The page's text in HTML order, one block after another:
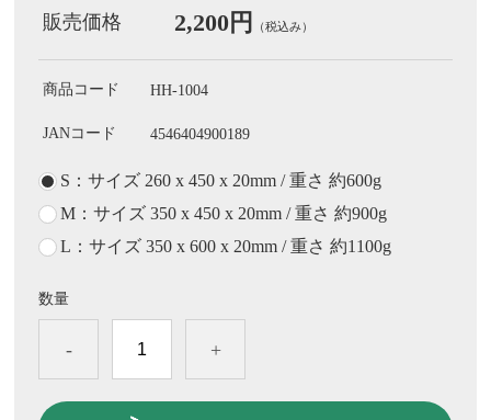
販売価格 2,200円 （税込み）
商品コード HH-1004
JANコード 4546404900189
S：サイズ 260 x 450 x 20mm / 重さ 約600g
M：サイズ 350 x 450 x 20mm / 重さ 約900g
L：サイズ 350 x 600 x 20mm / 重さ 約1100g
数量
- +